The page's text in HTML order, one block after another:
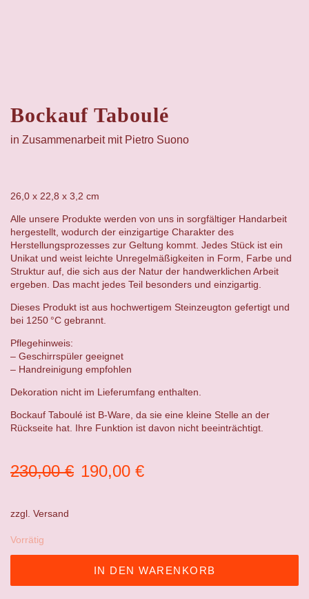
Bockauf Taboulé
zzgl. Versand
in Zusammenarbeit mit Pietro Suono
230,00€ Ursprünglicher
190,00 €
Vorrätig
IN DEN WARENKORB
26,0 x 22,8 x 3,2 cm
Alle unsere Produkte werden von uns in sorgfältiger Handarbeit
hergestellt, wodurch der einzigartige Charakter des
Herstellungsprozesses zur Geltung kommt. Jedes Stück ist ein
Unikat und weist leichte Unregelmäßigkeiten in Form, Farbe und
Struktur auf, die sich aus der Natur der handwerklichen Arbeit
ergeben. Das macht jedes Teil besonders und einzigartig.
Dieses Produkt ist aus hochwertigem Steinzeugton gefertigt und
bei 1250 °C gebrannt.
Pflegehinweis:
– Geschirrspüler geeignet
– Handreinigung empfohlen
Dekoration nicht im Lieferumfang enthalten.
Bockauf Taboulé ist B-Ware, da sie eine kleine Stelle an der
Rückseite hat. Ihre Funktion ist davon nicht beeinträchtigt.